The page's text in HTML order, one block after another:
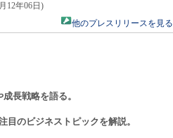
12年06日)
他のプレスリリースを見る
長戦略を語る。
目のビジネストピックを解説。